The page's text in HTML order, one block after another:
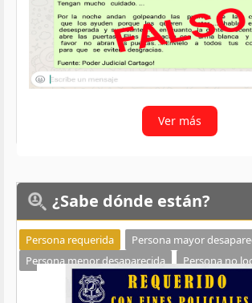
Ver más
¿Sabe dónde están?
Persona requerida
Persona mayor
Persona menor desaparecida
Persona no